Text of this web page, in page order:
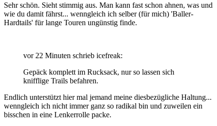
Sehr schön. Sieht stimmig aus. Man kann fast schon ahnen, was und
wie du damit fährst... wenngleich ich selber (für mich) 'Baller-
Hardtails' für lange Touren ungünstig finde.
vor 22 Minuten schrieb icefreak:
Gepäck komplett im Rucksack, nur so lassen sich
knifflige Trails befahren.
Endlich unterstützt hier mal jemand meine diesbezügliche Haltung...
wenngleich ich nicht immer ganz so radikal bin und zuweilen ein
bisschen in eine Lenkerrolle packe.